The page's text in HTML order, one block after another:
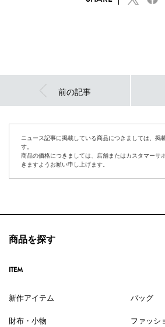
前の記事
ニュース記事に掲載している商品につきましては、掲
す。
商品の価格につきましては、店舗またはカスタマーサ
きますようお願い申し上げます。
商品を探す
ITEM
新作アイテム バッグ
財布・小物 ファッシ